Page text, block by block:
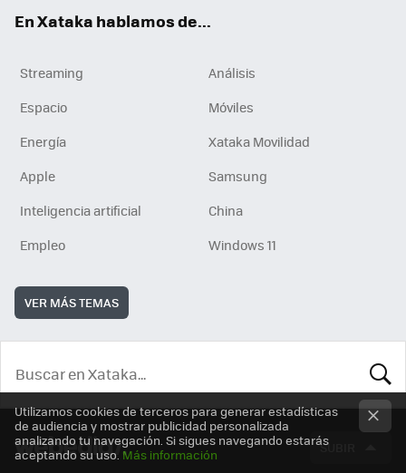
En Xataka hablamos de...
Streaming
Análisis
Espacio
Móviles
Energía
Xataka Movilidad
Apple
Samsung
Inteligencia artificial
China
Empleo
Windows 11
VER MÁS TEMAS
SUBIR
Utilizamos cookies de terceros para generar estadísticas
de audiencia y mostrar publicidad personalizada
analizando tu navegación. Si sigues navegando estarás
aceptando su uso. Más información